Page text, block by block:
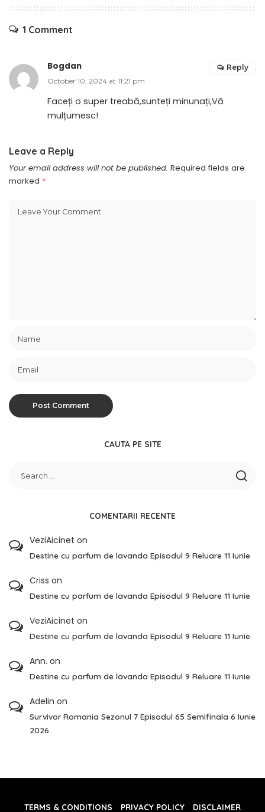
1 Comment
Bogdan
October 10, 2024 at 11:21 pm
Faceți o super treabă,sunteți minunați,Vă
mulțumesc!
Reply
Leave a Reply
Your email address will not be published. Required fields are
marked *
CAUTA PE SITE
COMENTARII RECENTE
VeziAicinet on
Destine cu parfum de lavanda Episodul 9 Reluare 11 Iunie
Criss on
Destine cu parfum de lavanda Episodul 9 Reluare 11 Iunie
VeziAicinet on
Destine cu parfum de lavanda Episodul 9 Reluare 11 Iunie
Ann. on
Destine cu parfum de lavanda Episodul 9 Reluare 11 Iunie
Adelin on
Survivor Romania Sezonul 7 Episodul 65 Semifinala 6 Iunie
2026
TERMS & CONDITIONS PRIVACY POLICY DISCLAIMER